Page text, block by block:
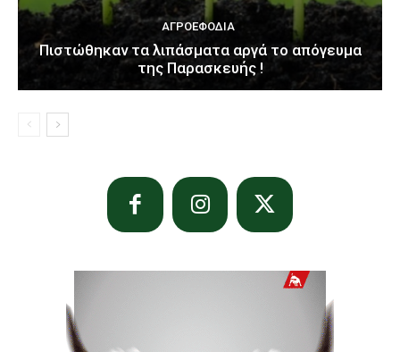
ΑΓΡΟΕΦΌΔΙΑ
Πιστώθηκαν τα λιπάσματα αργά το απόγευμα
της Παρασκευής !